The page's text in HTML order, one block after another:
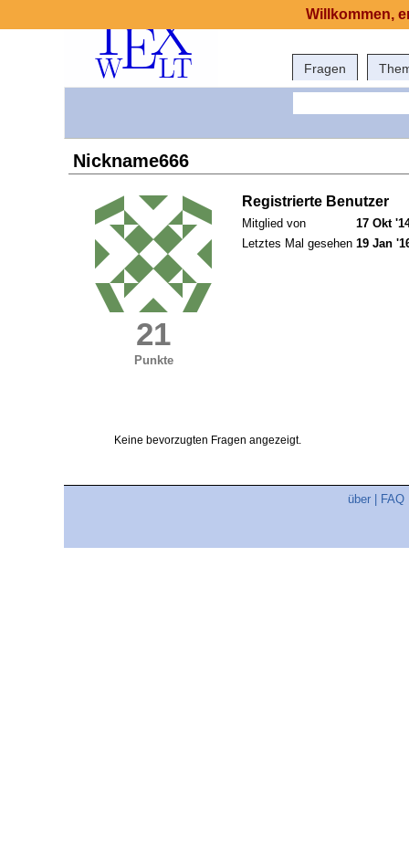
Fragen
Nickname666
21
Punkte
Registrierte Benutzer
Mitglied von
17 Okt
Letztes Mal gesehen 19 Jan
Keine bevorzugten Fragen angezeigt.
über FAQ
Willkommen,